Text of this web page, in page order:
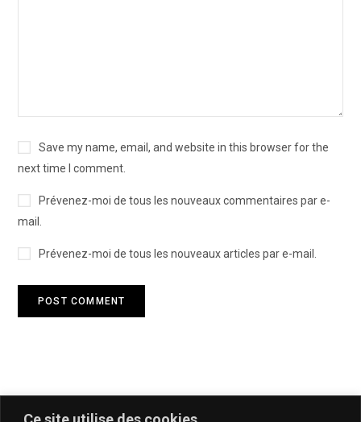
Save my name, email, and website in this browser for the
next time I comment.
Prévenez-moi de tous les nouveaux commentaires par e-
mail.
Prévenez-moi de tous les nouveaux articles par e-mail.